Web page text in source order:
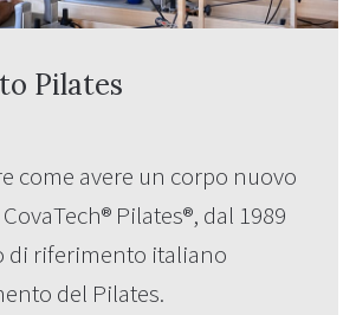
Pilates
come avere un corpo nuovo
Pilates®, dal 1989
di riferimento italiano
del Pilates.